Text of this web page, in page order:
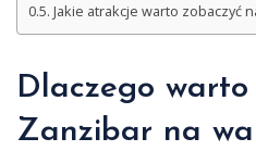
Jakie atrakcje warto zobaczyć
Dlaczego
Zanzibar na